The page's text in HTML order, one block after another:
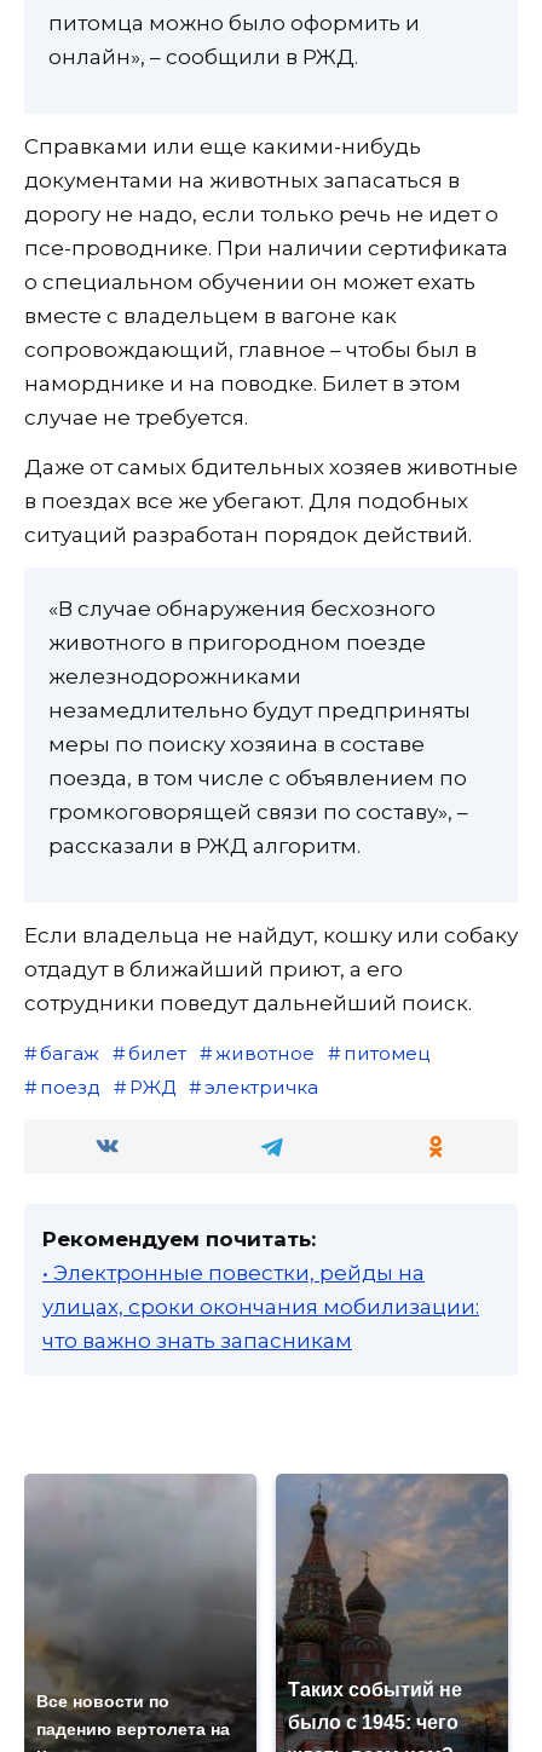
питомца можно было оформить и
онлайн», – сообщили в РЖД.
Справками или еще какими-нибудь
документами на животных запасаться в
дорогу не надо, если только речь не идет о
псе-проводнике. При наличии сертификата
о специальном обучении он может ехать
вместе с владельцем в вагоне как
сопровождающий, главное – чтобы был в
наморднике и на поводке. Билет в этом
случае не требуется.
Даже от самых бдительных хозяев животные
в поездах все же убегают. Для подобных
ситуаций разработан порядок действий.
«В случае обнаружения бесхозного
животного в пригородном поезде
железнодорожниками
незамедлительно будут предприняты
меры по поиску хозяина в составе
поезда, в том числе с объявлением по
громкоговорящей связи по составу», –
рассказали в РЖД алгоритм.
Если владельца не найдут, кошку или собаку
отдадут в ближайший приют, а его
сотрудники поведут дальнейший поиск.
багаж билет животное
питомец
поезд
РЖД электричка
Рекомендуем почитать:
• Электронные повестки, рейды на
улицах, сроки окончания мобилизации:
что важно знать запасникам
Все новости по
падению вертолета на
Таких событий не
было с 1945: чего